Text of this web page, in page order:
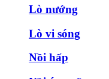
Lò nướng
Lò vi sóng
Nồi hấp